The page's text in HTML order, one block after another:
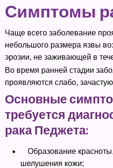
Симптомы
Чаще всего заболевание
небольшого размера язвы
эрозии, не заживающей в
Во время ранней стадии
проявляются слабо,
Основные
требуется
рака Педжета:
Образование
шелушения кожи;